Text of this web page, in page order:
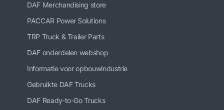
DAF Merchandising store
PACCAR Power Solutions
TRP Truck & Trailer Parts
DAF onderdelen webshop
Informatie voor opbouwindustrie
Gebruikte DAF Trucks
DAF Ready-to-Go Trucks